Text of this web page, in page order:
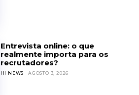
Entrevista online: o que
realmente importa para os
recrutadores?
HI NEWS AGOSTO 3, 2026